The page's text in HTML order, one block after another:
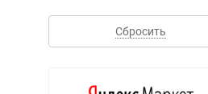
Сбросить